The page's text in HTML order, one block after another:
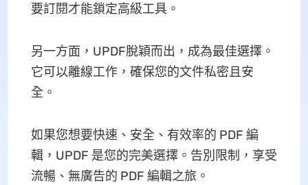
要訂閱才能鎖定高級工具。
另一方面，UPDF脫穎而出，成為最佳選擇。
它可以離線工作，確保您的文件私密且安
全。
如果您想要快速、安全、有效率的 PDF 編
輯，UPDF 是您的完美選擇。告別限制，享受
流暢、無廣告的 PDF 編輯之旅。